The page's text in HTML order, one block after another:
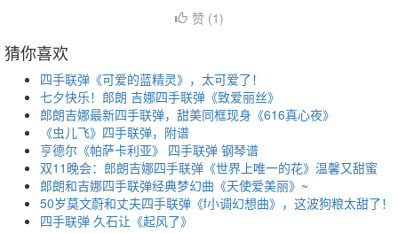
赞 (1)
猜你喜欢
四手联弹《可爱的蓝精灵》，太可爱了！
七夕快乐！郎朗 吉娜四手联弹《致爱丽丝》
郎朗吉娜最新四手联弹，甜美同框现身《616真心夜》
《虫儿飞》四手联弹，附谱
亨德尔《帕萨卡利亚》 四手联弹 钢琴谱
双11晚会：郎朗吉娜四手联弹《世界上唯一的花》温馨又甜蜜
郎朗和吉娜四手联弹经典梦幻曲《天使爱美丽》~
50岁莫文蔚和丈夫四手联弹《f小调幻想曲》，这波狗粮太甜了！
四手联弹 久石让《起风了》